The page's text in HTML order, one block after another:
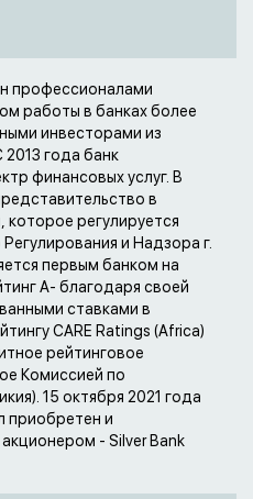
профессионалами
работы в банках более
инвесторами из
2013 года банк
финансовых услуг. В
в
регулируется
и Надзора г.
первым банком на
A- благодаря своей
ставками в
CARE Ratings (Africa)
рейтинговое
Комиссией по
15 октября 2021 года
приобретен и
- Silver Bank